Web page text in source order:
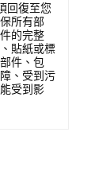
回復至您
所有部
的完整
貼紙或標
件、包
、受到污
受到影